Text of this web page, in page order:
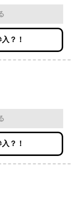
？！
？！